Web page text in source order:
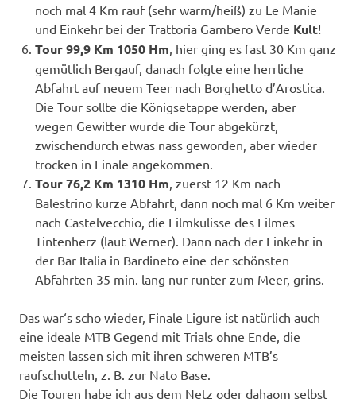
noch mal 4 Km rauf (sehr warm/heiß) zu Le Manie
und Einkehr bei der Trattoria Gambero Verde Kult!
Tour 99,9 Km 1050 Hm , hier ging es fast 30 Km ganz
gemütlich Bergauf, danach folgte eine herrliche
Abfahrt auf neuem Teer nach Borghetto d’Arostica.
Die Tour sollte die Königsetappe werden, aber
wegen Gewitter wurde die Tour abgekürzt,
zwischendurch etwas nass geworden, aber wieder
trocken in Finale angekommen.
Tour 76,2 Km 1310 Hm , zuerst 12 Km nach
Balestrino kurze Abfahrt, dann noch mal 6 Km weiter
nach Castelvecchio, die Filmkulisse des Filmes
Tintenherz (laut Werner). Dann nach der Einkehr in
der Bar Italia in Bardineto eine der schönsten
Abfahrten 35 min. lang nur runter zum Meer, grins.
Das war‘s scho wieder, Finale Ligure ist natürlich auch
eine ideale MTB Gegend mit Trials ohne Ende, die
meisten lassen sich mit ihren schweren MTB’s
raufschutteln, z. B. zur Nato Base.
Die Touren habe ich aus dem Netz oder dahaom selbst